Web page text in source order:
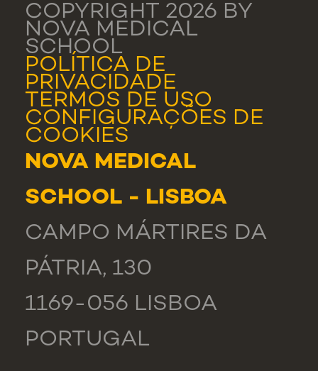
COPYRIGHT 2026 BY
NOVA MEDICAL
SCHOOL
POLÍTICA DE
PRIVACIDADE
TERMOS DE USO
CONFIGURAÇÕES DE
COOKIES
NOVA MEDICAL
SCHOOL - LISBOA
CAMPO MÁRTIRES DA
PÁTRIA, 130
1169-056 LISBOA
PORTUGAL